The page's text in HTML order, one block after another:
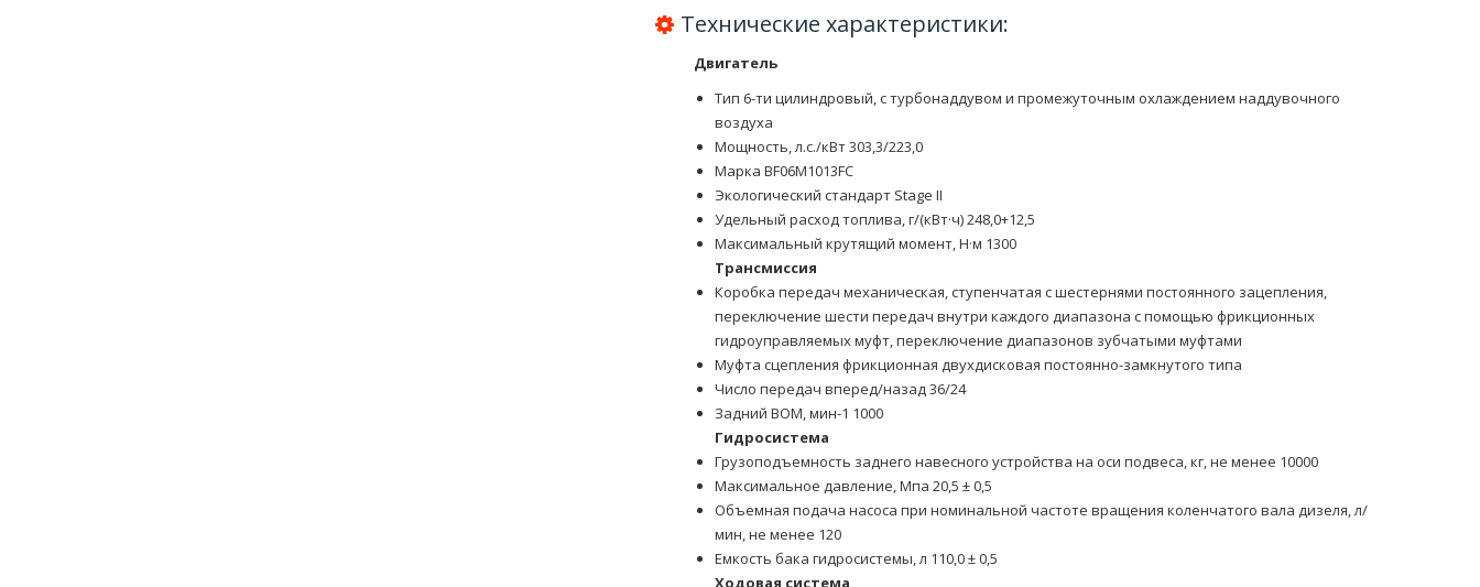
Технические характеристики:
Двигатель
Тип 6-ти цилиндровый, c турбонаддувом и промежуточным охлаждением наддувочного
воздуха
Мощность, л.с./кВт 303,3/223,0
Марка BF06M1013FC
Экологический стандарт Stage II
Удельный расход топлива, г/(кВт·ч) 248,0+12,5
Максимальный крутящий момент, Н·м 1300
Трансмиссия
Коробка передач механическая, ступенчатая с шестернями постоянного зацепления,
переключение шести передач внутри каждого диапазона с помощью фрикционных
гидроуправляемых муфт, переключение диапазонов зубчатыми муфтами
Муфта сцепления фрикционная двухдисковая постоянно-замкнутого типа
Число передач вперед/назад 36/24
Задний ВОМ, мин-1 1000
Гидросистема
Грузоподъемность заднего навесного устройства на оси подвеса, кг, не менее 10000
Максимальное давление, Мпа 20,5 ± 0,5
Объемная подача насоса при номинальной частоте вращения коленчатого вала дизеля, л/
мин, не менее 120
Емкость бака гидросистемы, л 110,0 ± 0,5
Ходовая система